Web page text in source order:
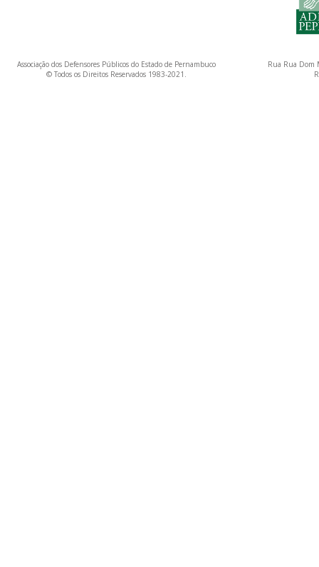
Associação dos Defensores Públicos do Estado de Pernambuco
© Todos os Direitos Reservados 1983-2021.
Rua Rua Dom